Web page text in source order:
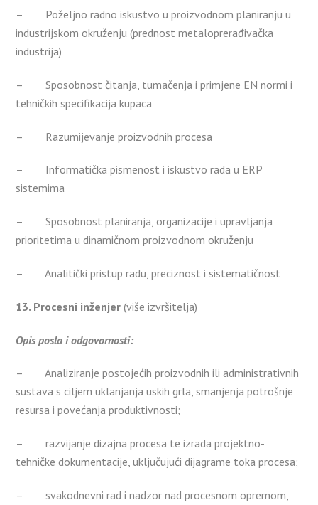
– Poželjno radno iskustvo u proizvodnom planiranju u
industrijskom okruženju (prednost metaloprerađivačka
industrija)
– Sposobnost čitanja, tumačenja i primjene EN normi i
tehničkih specifikacija kupaca
– Razumijevanje proizvodnih procesa
– Informatička pismenost i iskustvo rada u ERP
sistemima
– Sposobnost planiranja, organizacije i upravljanja
prioritetima u dinamičnom proizvodnom okruženju
– Analitički pristup radu, preciznost i sistematičnost
13. Procesni inženjer(više izvršitelja)
Opis posla i odgovornosti:
– Analiziranje postojećih proizvodnih ili administrativnih
sustava s ciljem uklanjanja uskih grla, smanjenja potrošnje
resursa i povećanja produktivnosti;
– razvijanje dizajna procesa te izrada projektno-
tehničke dokumentacije, uključujući dijagrame toka procesa;
– svakodnevni rad i nadzor nad procesnom opremom,